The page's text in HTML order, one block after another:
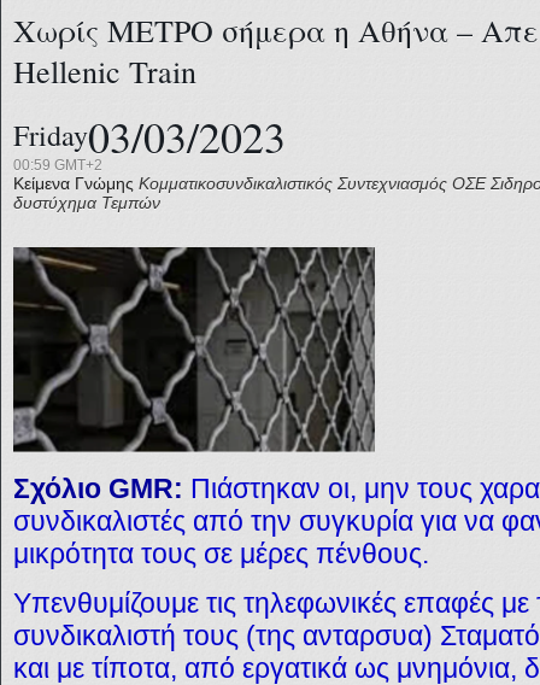
Χωρίς ΜΕΤΡΟ σήμερα η Αθήνα –
Hellenic Train
Friday03/03/2023
00:59 GMT+2
Κείμενα Γνώμης Κομματικοσυνδικαλιστικός Συντεχνιασμός ΟΣΕ
δυστύχημα Τεμπών
Σχόλιο GMR: Πιάστηκαν οι, μην τους
συνδικαλιστές από την συγκυρία για να
μικρότητα τους σε μέρες πένθους.
Υπενθυμίζουμε τις τηλεφωνικές επαφές με
συνδικαλιστή τους (της ανταρσυα)
και με τίποτα, από εργατικά ως μνημόνια,